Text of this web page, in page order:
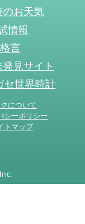
お天気
情報
言
見サイト
セ世界時計
クについて
シーポリシー
トマップ